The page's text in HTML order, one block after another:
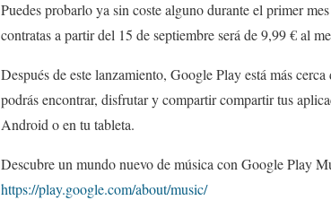
Puedes probarlo ya sin coste alguno durante el primer
contratas a partir del 15 de septiembre será de 9,99 € al
Después de este lanzamiento, Google Play está más
podrás encontrar, disfrutar y compartir compartir tus
Android o en tu tableta.
Descubre un mundo nuevo de música con Google Play
https://play.google.com/about/music/